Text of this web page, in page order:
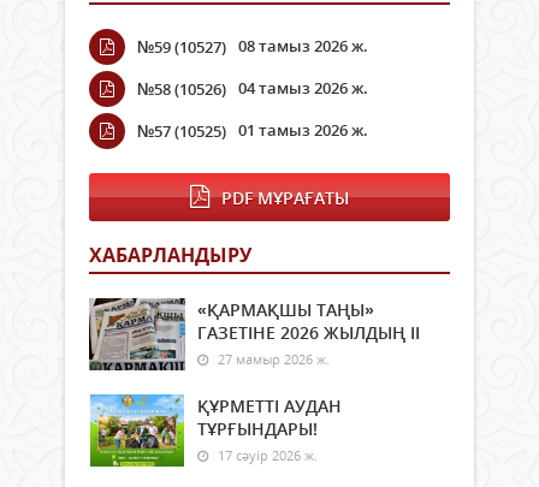
№59 (10527) 08 тамыз 2026 ж.
№58 (10526) 04 тамыз 2026 ж.
№57 (10525) 01 тамыз 2026 ж.
PDF МҰРАҒАТЫ
ХАБАРЛАНДЫРУ
«ҚАРМАҚШЫ ТАҢЫ»
ГАЗЕТІНЕ 2026 ЖЫЛДЫҢ ІI
27 мамыр 2026 ж.
ҚҰРМЕТТІ АУДАН
ТҰРҒЫНДАРЫ!
17 сәуір 2026 ж.